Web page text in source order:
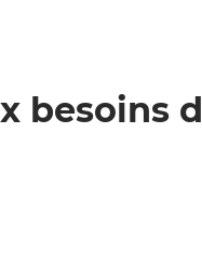
besoins